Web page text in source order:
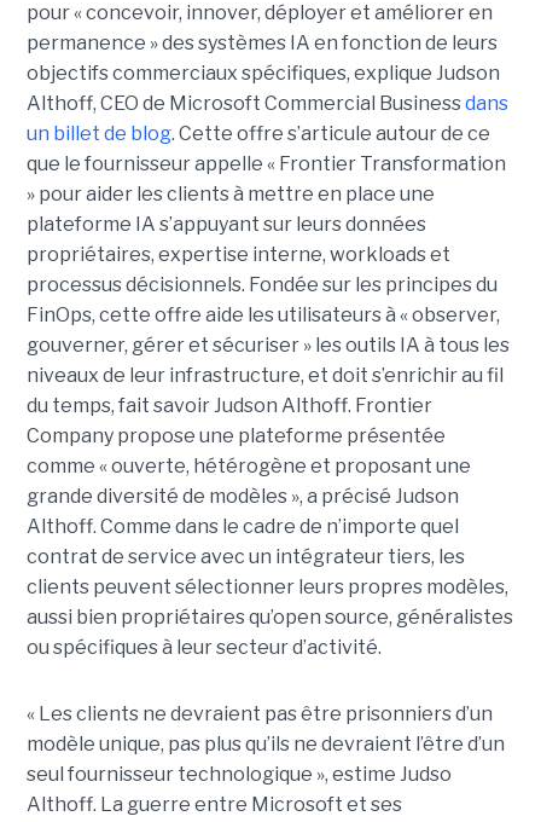
pour « concevoir, innover, déployer et améliorer en
permanence » des systèmes IA en fonction de leurs
objectifs commerciaux spécifiques, explique Judson
Althoff, CEO de Microsoft Commercial Businessdans
un billet de blog. Cette offre s’articule autour de ce
que le fournisseur appelle « Frontier Transformation
» pour aider les clients à mettre en place une
plateforme IA s’appuyant sur leurs données
propriétaires, expertise interne, workloads et
processus décisionnels. Fondée sur les principes du
FinOps, cette offre aide les utilisateurs à « observer,
gouverner, gérer et sécuriser » les outils IA à tous les
niveaux de leur infrastructure, et doit s’enrichir au fil
du temps, fait savoir Judson Althoff. Frontier
Company propose une plateforme présentée
comme « ouverte, hétérogène et proposant une
grande diversité de modèles », a précisé Judson
Althoff. Comme dans le cadre de n’importe quel
contrat de service avec un intégrateur tiers, les
clients peuvent sélectionner leurs propres modèles,
aussi bien propriétaires qu’open source, généralistes
ou spécifiques à leur secteur d’activité.
« Les clients ne devraient pas être prisonniers d’un
modèle unique, pas plus qu’ils ne devraient l’être d’un
seul fournisseur technologique », estime Judso
Althoff. La guerre entre Microsoft et ses